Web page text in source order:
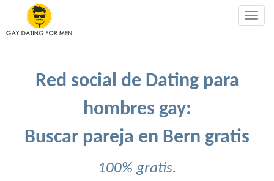
Red social de Dating para
hombres gay:
Buscar pareja en Bern gratis
100% gratis.